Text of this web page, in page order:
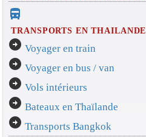
directions_bus_filled
TRANSPORTS EN THAILANDE
arrow_circle_right Voyager en train
arrow_circle_right Voyager en bus / van
arrow_circle_right Vols intérieurs
arrow_circle_right Bateaux en Thaïlande
arrow_circle_right Transports Bangkok